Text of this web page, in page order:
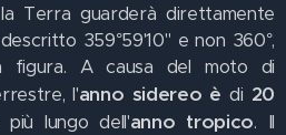
Terra guarderà direttamente
359°59'10" e non 360°,
figura. A causa del moto di
l'anno sidereo è di 20
più lungo dell'anno tropico. Il